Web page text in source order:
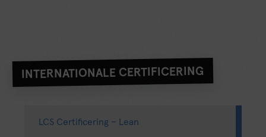
INTERNATIONALE CERTIFICERING
LCS Certificering – Lean